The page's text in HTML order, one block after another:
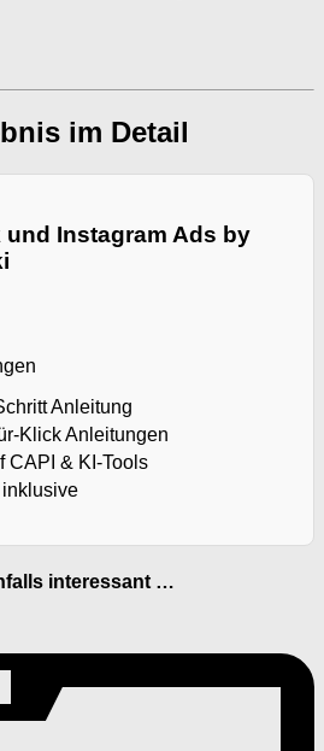
im Detail
und Instagram Ads by
Anleitung
Klick Anleitungen
CAPI & KI-Tools
inklusive
interessant …